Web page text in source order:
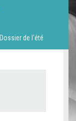
Dossier de l'été